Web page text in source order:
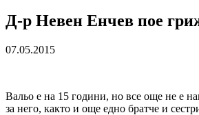
Д-р Невен Енчев пое
07.05.2015
Вальо е на 15 години, но все още не е
за него, както и още едно братче и